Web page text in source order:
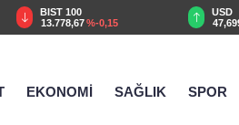
USD
47,6991%0,17
EUR
EKONOMİ SAĞLIK SPOR